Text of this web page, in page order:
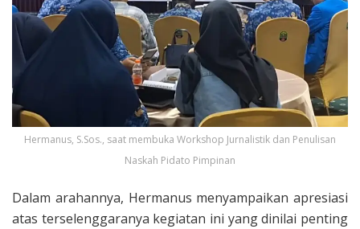
Hermanus, S.Sos., saat membuka Workshop Jurnalistik dan Penulisan
Naskah Pidato Pimpinan
Dalam arahannya, Hermanus menyampaikan apresiasi
atas terselenggaranya kegiatan ini yang dinilai penting